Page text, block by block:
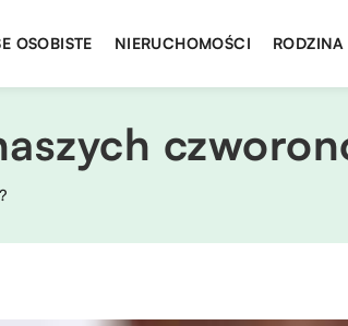
OSOBISTE NIERUCHOMOŚCI